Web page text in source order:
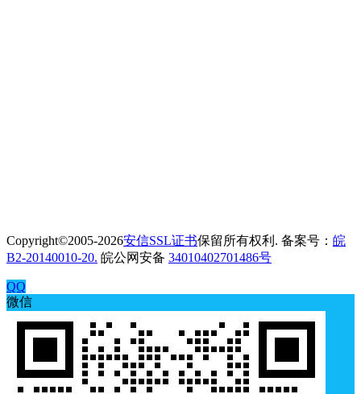
Copyright©2005-2026安信SSL证书保留所有权利. 备案号： 皖
B2-20140010-20. 皖公网安备 34010402701486号
QQ
微信